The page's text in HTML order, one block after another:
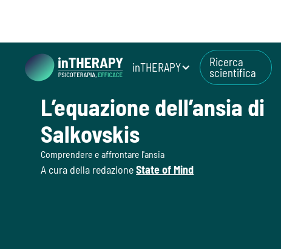
inTHERAPY Ricerca
scientifica
L’equazione dell’ansia di
Salkovskis
Comprendere e affrontare l'ansia
A cura della redazioneState of Mind